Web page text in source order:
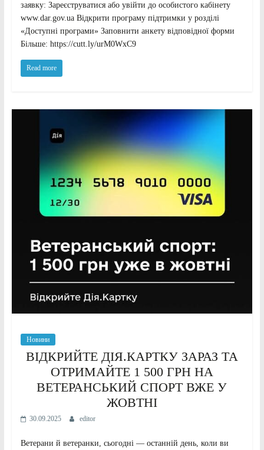
заявку: Зареєструватися або увійти до особистого кабінету
www.dar.gov.ua Відкрити програму підтримки у розділі
«Доступні програми» Заповнити анкету відповідної форми
Більше: https://cutt.ly/urM0WxC9
Read more
Новини
ВІДКРИЙТЕ ДІЯ.КАРТКУ ЗАРАЗ ТА
ОТРИМАЙТЕ 1 500 ГРН НА
ВЕТЕРАНСЬКИЙ СПОРТ ВЖЕ У
ЖОВТНІ
30.09.2025 editor
Ветерани й ветеранки, сьогодні — останній день, коли ви